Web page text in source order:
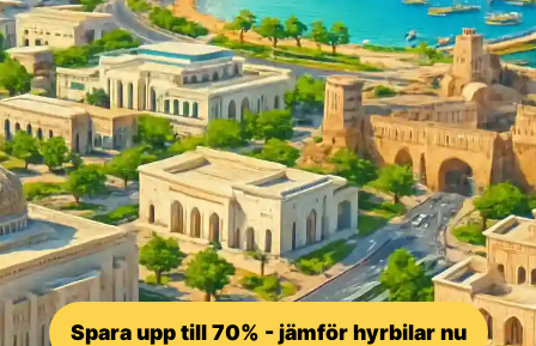
Spara upp till 70% - jämför hyrbilar nu